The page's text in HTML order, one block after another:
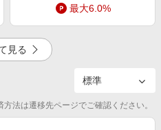
最大6.0%
2.5%
見る
法は遷移先ページでご確認ください。